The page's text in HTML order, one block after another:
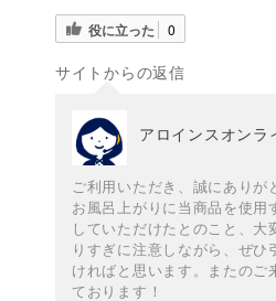
役に立った 0
サイトからの返信
アロインスオンラ
ご利用いただき、誠にありが
お風呂上がりに当商品を使用
していただけたとのこと、大
りすぎに注意しながら、ぜひ
ければと思います。またのご
ております！